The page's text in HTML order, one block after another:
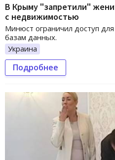
В Крыму "запретили"
с недвижимостью
Минюст ограничил доступ
базам данных.
Украина
Подробнее